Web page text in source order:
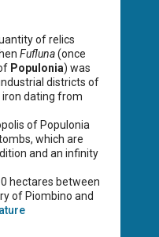
of relics
Fufluna(once
Populonia) was
districts of
dating from
of Populonia
which are
and an infinity
hectares between
of Piombino and